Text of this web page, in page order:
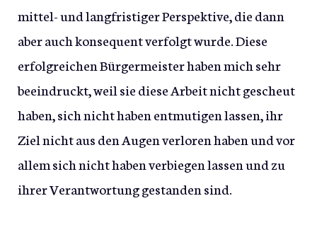
mittel- und langfristiger Perspektive, die dann
aber auch konsequent verfolgt wurde. Diese
erfolgreichen Bürgermeister haben mich sehr
beeindruckt, weil sie diese Arbeit nicht gescheut
haben, sich nicht haben entmutigen lassen, ihr
Ziel nicht aus den Augen verloren haben und vor
allem sich nicht haben verbiegen lassen und zu
ihrer Verantwortung gestanden sind.